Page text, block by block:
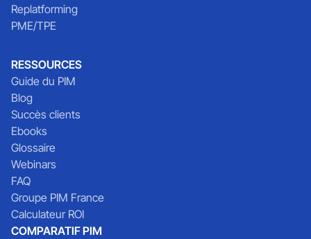
Replatforming
PME/TPE
RESSOURCES
Guide du PIM
Blog
Succès clients
Ebooks
Glossaire
Webinars
FAQ
Groupe PIM France
Calculateur ROI
COMPARATIF PIM